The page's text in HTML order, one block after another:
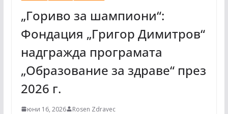
„Гориво за шампиони“:
Фондация „Григор Димитров“
надгражда програмата
„Образование за здраве“ през
2026 г.
юни 16, 2026 Rosen Zdravec